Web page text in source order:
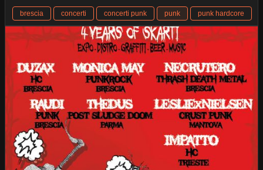
brescia concerti concerti punk punk punk hardcore